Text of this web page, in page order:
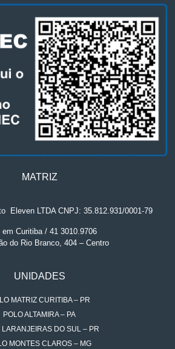
MATRIZ
. Eleven LTDA CNPJ: 35.812.931/0001-79
em Curitiba / 41 3010.9706
do Rio Branco, 404 – Centro
UNIDADES
MATRIZ CURITIBA – PR
POLO ALTAMIRA – PA
LARANJEIRAS DO SUL – PR
MONTES CLAROS – MG